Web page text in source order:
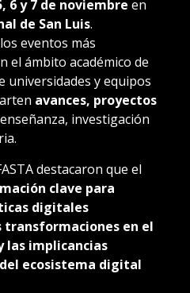
6 y 7 de noviembre en
de San Luis.
eventos más
el ámbito académico de
universidades y equipos
avances, proyectos
investigación
destacaron que el
clave para
digitales
transformaciones en el
las implicancias
ecosistema digital